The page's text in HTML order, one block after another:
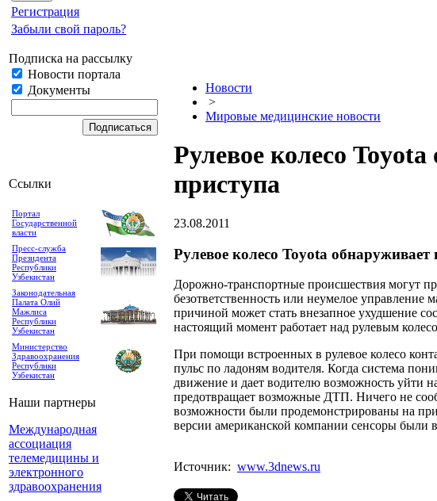
Регистрация
Забыли свой пароль?
Подписка на рассылку
Новости портала
Документы
Ссылки
Портал
Государственной
власти
Пресс-служба
Президента
Республики
Узбекистан
Законодательная
Палата Олий
Мажлиса
Республики
Узбекистан
Министерство
Здравоохранения
Республики
Узбекистан
Наши партнеры
Международная
ассоциация
телемедицины и
электронного
здравоохранения
Новости
>
Мировые медицинские новости
Рулевое колесо
приступа
23.08.2011
Рулевое колесо Toyota обнаруживает
Дорожно-транспортные происшествия могут
безответственность или неумелое
причиной может стать внезапное ухудшение
настоящий момент работает над рулевым
При помощи встроенных в рулевое колесо
пульс по ладоням водителя. Когда система
движение и дает водителю возможность уйти
предотвращает возможные ДТП. Ничего не
возможности были продемонстрированы на
версии американской компании сенсоры были
Источник: www.3dnews.ru